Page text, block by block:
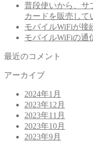
普段使いから、サ
カードを販売して
モバイルWiFiが接
モバイルWiFiの通
最近のコメント
アーカイブ
2024年1月
2023年12月
2023年11月
2023年10月
2023年9月